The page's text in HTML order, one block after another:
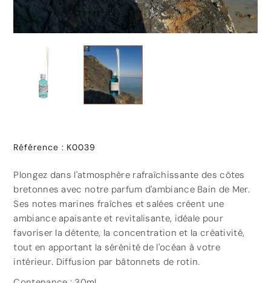
Référence : K0039
Plongez dans l'atmosphère rafraîchissante des côtes
bretonnes avec notre parfum d'ambiance Bain de Mer.
Ses notes marines fraîches et salées créent une
ambiance apaisante et revitalisante, idéale pour
favoriser la détente, la concentration et la créativité,
tout en apportant la sérénité de l'océan à votre
intérieur. Diffusion par bâtonnets de rotin.